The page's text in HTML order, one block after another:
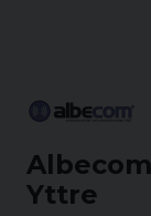
Yttre